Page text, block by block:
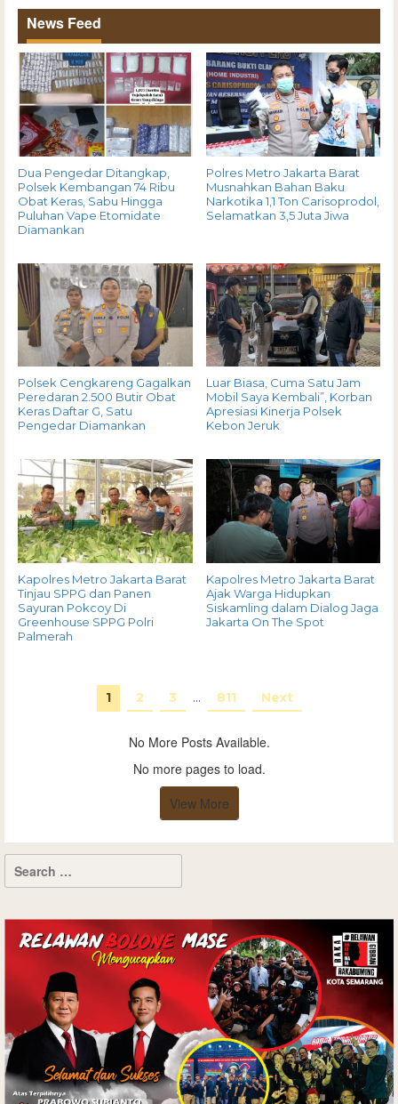
News Feed
Dua Pengedar Ditangkap,
Polsek Kembangan 74 Ribu
Obat Keras, Sabu Hingga
Puluhan Vape Etomidate
Diamankan
Polres Metro Jakarta Barat
Musnahkan Bahan Baku
Narkotika 1,1 Ton Carisoprodol,
Selamatkan 3,5 Juta Jiwa
Polsek Cengkareng Gagalkan
Peredaran 2.500 Butir Obat
Keras Daftar G, Satu
Pengedar Diamankan
Luar Biasa, Cuma Satu Jam
Mobil Saya Kembali”, Korban
Apresiasi Kinerja Polsek
Kebon Jeruk
Kapolres Metro Jakarta Barat
Tinjau SPPG dan Panen
Sayuran Pokcoy Di
Greenhouse SPPG Polri
Palmerah
Kapolres Metro Jakarta Barat
Ajak Warga Hidupkan
Siskamling dalam Dialog Jaga
Jakarta On The Spot
1 2 3 … 811 Next
No More Posts Available.
No more pages to load.
View More